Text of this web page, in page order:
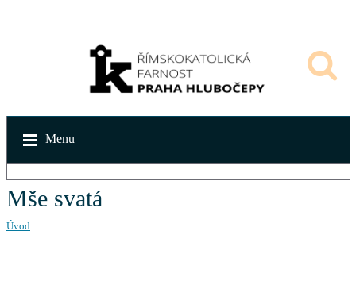
Menu
Mše svatá
Úvod